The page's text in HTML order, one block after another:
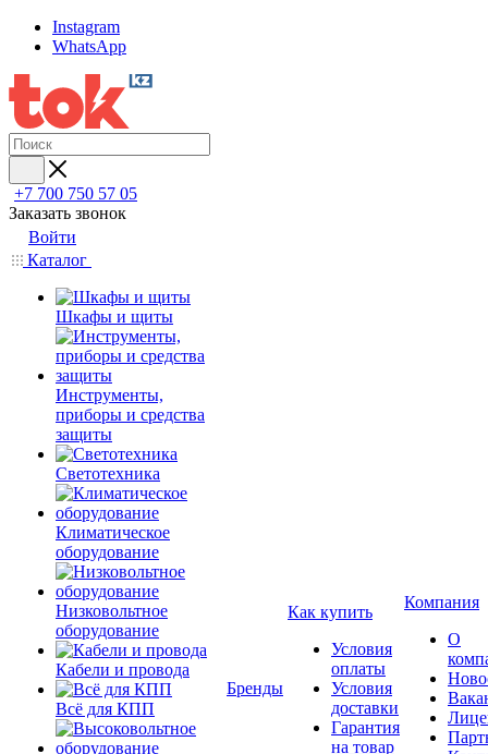
Instagram
WhatsApp
+7 700 750 57 05
Заказать звонок
Войти
Каталог
Шкафы и щиты
Инструменты,
приборы и средства
защиты
Светотехника
Климатическое
оборудование
Низковольтное
оборудование
Кабели и провода
Всё для КПП
Бренды
Как купить
Условия
оплаты
Условия
доставки
Гарантия
на товар
Компания
О